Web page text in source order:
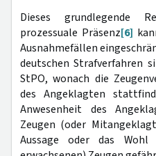
Dieses grundlegende
prozessuale Präsenz[6]
Ausnahmefällen
deutschen Strafverfahren
StPO, wonach die
des Angeklagten
Anwesenheit des
Zeugen (oder
Aussage oder das